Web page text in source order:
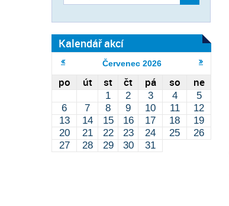
Kalendář akcí
Červenec 2026
po út st čt pá so ne
1 2 3 4
5
6
7 8 9 10 11
12
13
14 15 16 17 18
19
20
21 22 23 24 25
26
27
28 29 30 31